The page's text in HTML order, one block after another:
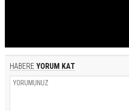
HABERE YORUM KAT